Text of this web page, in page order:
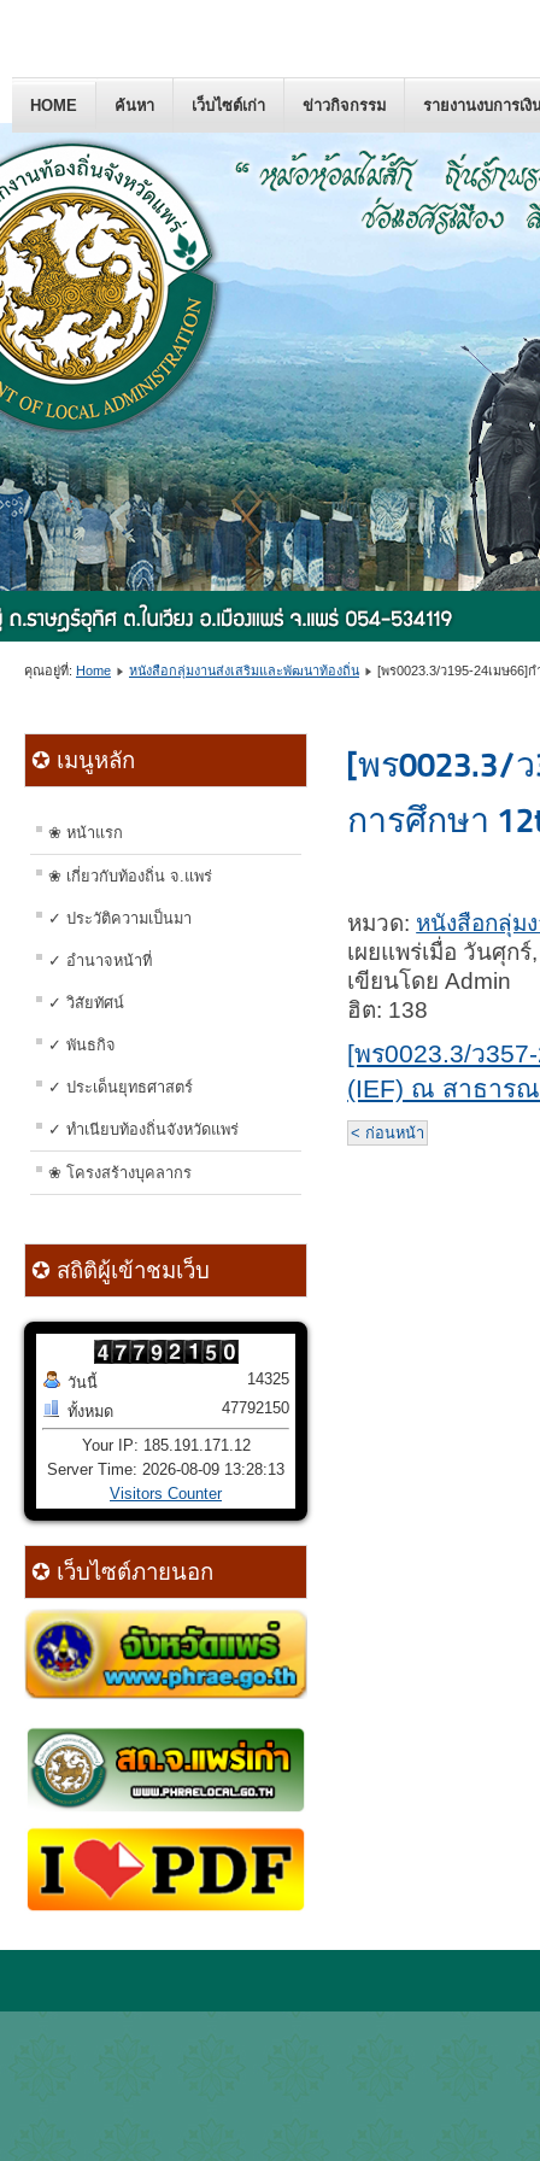
HOME ค้นหา เว็บไซต์เก่า ข่าวกิจกรรม รายงานงบการเงิ
คุณอยู่ที่: Home หนังสือกลุ่มงานส่งเสริมและพัฒนาท้องถิ่น [พร0023.3/ว195-24เมษ
✪ เมนูหลัก
❀ หน้าแรก
❀ เกี่ยวกับท้องถิ่น จ.แพร่
✓ ประวัติความเป็นมา
✓ อำนาจหน้าที่
✓ วิสัยทัศน์
✓ พันธกิจ
✓ ประเด็นยุทธศาสตร์
✓ ทำเนียบท้องถิ่นจังหวัดแพร่
❀ โครงสร้างบุคลากร
✪ สถิติผู้เข้าชมเว็บ
วันนี้
ทั้งหมด
14325
47792150
Your IP: 185.191.171.12
Server Time: 2026-08-09 13:28:13
Visitors Counter
✪ เว็บไซต์ภายนอก
[พร0023.3/
การศึกษา
หมวด: หนังสือกลุ่ม
เผยแพร่เมื่อ วันศุก
เขียนโดย Admin
ฮิต: 138
[พร0023.3/ว
(IEF) ณ สาธารณ
< ก่อนหน้า